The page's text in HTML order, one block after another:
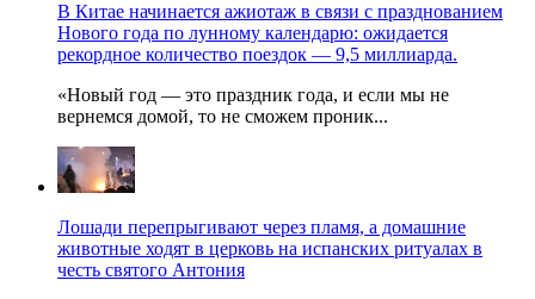
В Китае начинается ажиотаж в связи с празднованием
Нового года по лунному календарю: ожидается
рекордное количество поездок — 9,5 миллиарда.
«Новый год — это праздник года, и если мы не
вернемся домой, то не сможем проник...
Лошади перепрыгивают через пламя, а домашние
животные ходят в церковь на испанских ритуалах в
честь святого Антония